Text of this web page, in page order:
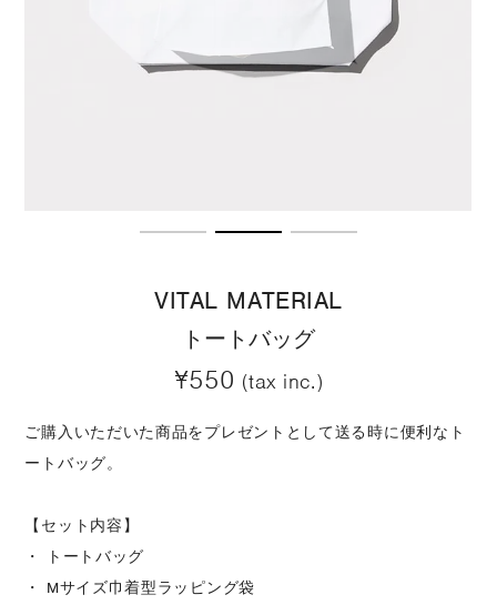
VITAL MATERIAL
トートバッグ
¥550 (tax inc.)
ご購入いただいた商品をプレゼントとして送る時に便利なト
ートバッグ。
【セット内容】
・ トートバッグ
・ Mサイズ巾着型ラッピング袋